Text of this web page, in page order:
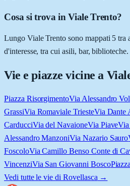
Cosa si trova in Viale Trento?
Lungo Viale Trento sono mappati 5
d'interesse, tra cui asili, bar, biblioteche.
Vie e piazze vicine a
Piazza RisorgimentoVia Alessandro
GrassiVia Romaviale TriesteVia Dante
CarducciVia del NavaioneVia Piave
Alessandro ManzoniVia Nazario Sauro
FoscoloVia Camillo Benso Conte di
VincenziVia San Giovanni Bosco
Vedi tutte le vie di Rovellasca →